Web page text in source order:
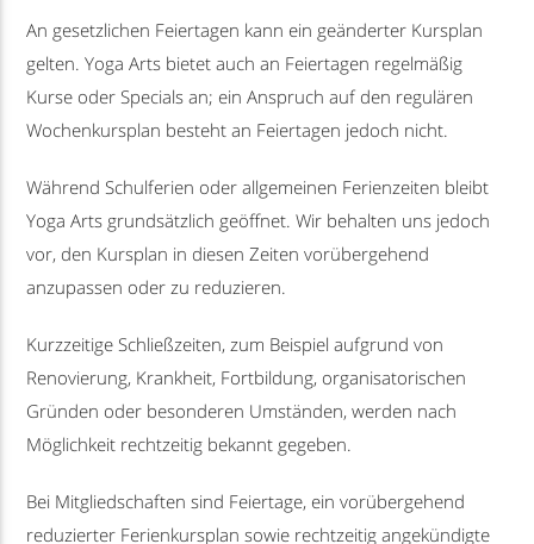
An gesetzlichen Feiertagen kann ein geänderter Kursplan
gelten. Yoga Arts bietet auch an Feiertagen regelmäßig
Kurse oder Specials an; ein Anspruch auf den regulären
Wochenkursplan besteht an Feiertagen jedoch nicht.
Während Schulferien oder allgemeinen Ferienzeiten bleibt
Yoga Arts grundsätzlich geöffnet. Wir behalten uns jedoch
vor, den Kursplan in diesen Zeiten vorübergehend
anzupassen oder zu reduzieren.
Kurzzeitige Schließzeiten, zum Beispiel aufgrund von
Renovierung, Krankheit, Fortbildung, organisatorischen
Gründen oder besonderen Umständen, werden nach
Möglichkeit rechtzeitig bekannt gegeben.
Bei Mitgliedschaften sind Feiertage, ein vorübergehend
reduzierter Ferienkursplan sowie rechtzeitig angekündigte